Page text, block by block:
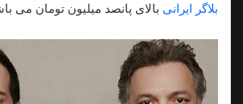
بلاگر ایرانی بالای پانصد میلیون تومان می